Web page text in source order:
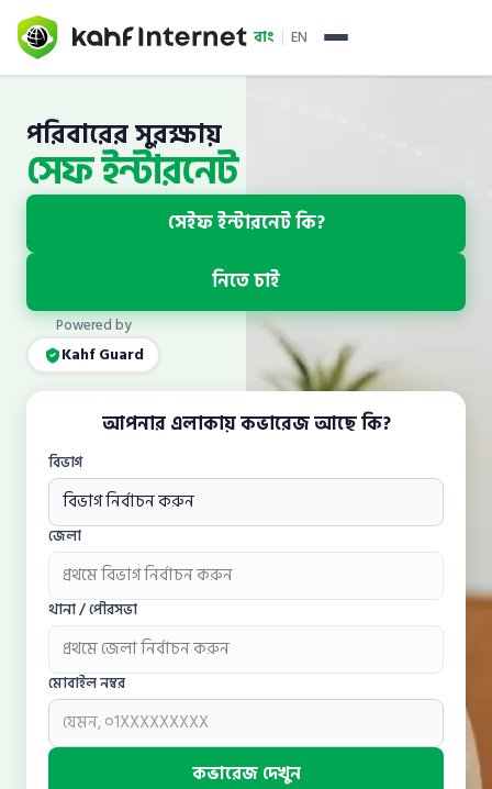
বাং | EN
আমাদের সম্পর্কে
মূল্য তালিকা
ISP পার্টনার
ড্যাফোডিল অনলাইন
ডট ইন্টারনেট
বিডিকম
রেস অনলাইন
যোগাযোগ
09666113333
পরিবারের সুরক্ষায়
সেফ ইন্টারনেট
সেইফ ইন্টারনেট কি?
নিতে চাই
Powered by
Kahf Guard
আপনার এলাকায় কভারেজ আছে কি?
বিভাগ
জেলা
থানা / পৌরসভা
মোবাইল নম্বর
কভারেজ দেখুন